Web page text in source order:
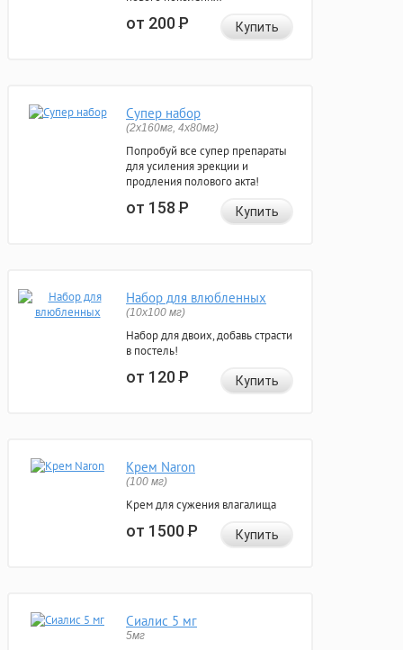
от 200Р Купить
Супер набор
(2х160мг, 4х80мг)
Попробуй все супер препараты
для усиления эрекции и
продления полового акта!
от 158Р Купить
Набор для влюбленных
(10х100 мг)
Набор для двоих, добавь страсти
в постель!
от 120Р Купить
Крем Naron
(100 мг)
Крем для сужения влагалища
от 1500Р Купить
Сиалис 5 мг
5мг